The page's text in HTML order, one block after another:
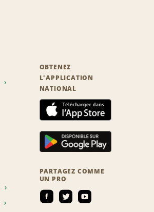
OBTENEZ
L'APPLICATION
NATIONAL
PARTAGEZ COMME
UN PRO